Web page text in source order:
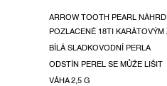
ARROW TOOTH PEARL
POZLACENÉ 18TI KARÁTOVÝM
BÍLÁ SLADKOVODNÍ PERLA
ODSTÍN PEREL SE MŮŽE LIŠIT
VÁHA 2,5 G